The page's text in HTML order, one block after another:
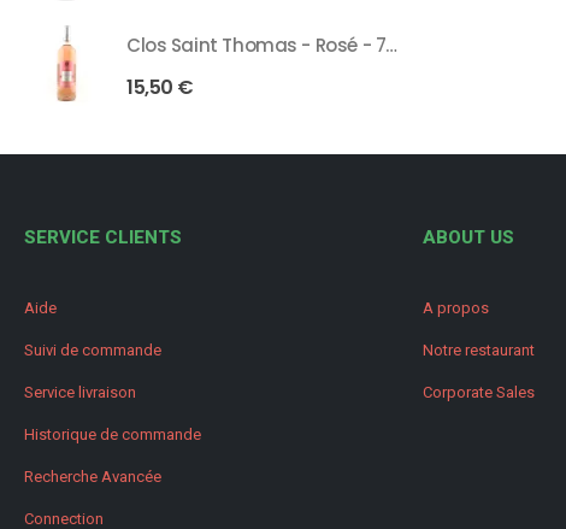
Clos Saint Thomas - Rosé - 75 Cl
15,50 €
SERVICE CLIENTS
Aide
Suivi de commande
Service livraison
Historique de commande
Recherche Avancée
Connection
ABOUT US
A propos
Notre restaurant
Corporate Sales